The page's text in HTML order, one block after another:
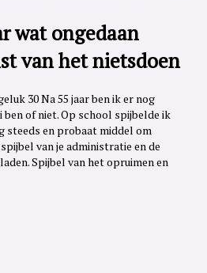
wat ongedaan
van het nietsdoen
30 Na 55 jaar ben ik er nog
of niet. Op school spijbelde ik
steeds en probaat middel om
van je administratie en de
Spijbel van het opruimen en